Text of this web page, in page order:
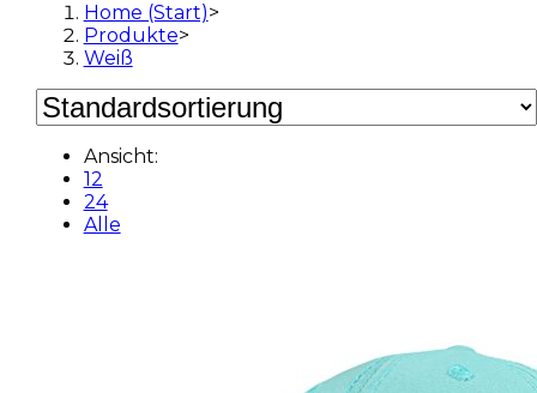
Home (Start)>
Produkte>
Weiß
Ansicht:
12
24
Alle